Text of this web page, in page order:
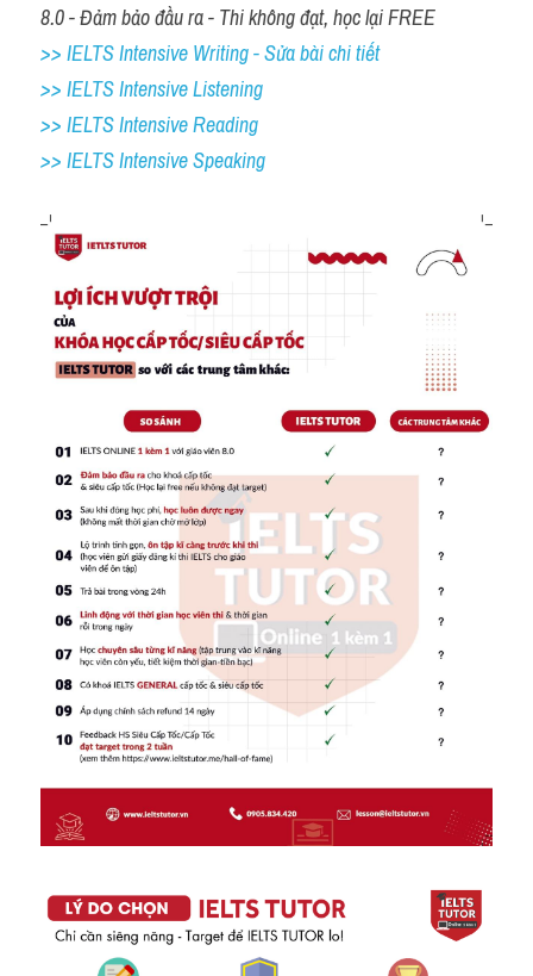
8.0 - Đảm bảo đầu ra - Thi không đạt, học lại FREE
>> IELTS Intensive Writing - Sửa bài chi tiết
>> IELTS Intensive Listening
>> IELTS Intensive Reading
>> IELTS Intensive Speaking